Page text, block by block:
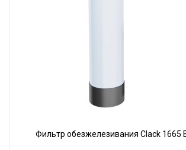
Фильтр обезжелезивания Clack 1665